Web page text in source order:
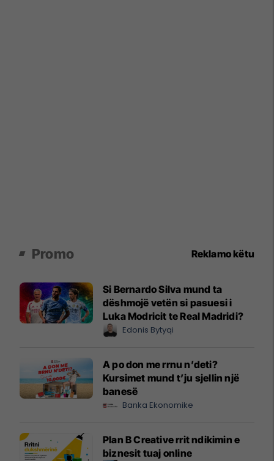
Promo Reklamo këtu
Si Bernardo Silva mund ta
dëshmojë vetën si pasuesi i
Luka Modricit te Real Madridi?
Edonis Bytyqi
A po don me rrnu n’deti?
Kursimet mund t’ju sjellin një
banesë
Banka Ekonomike
Plan B Creative rrit ndikimin e
biznesit tuaj online